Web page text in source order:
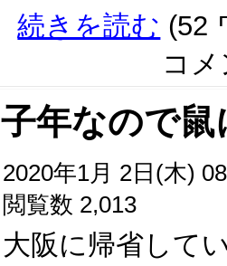
続きを読む (52
コ
子年なので鼠
2020年1月 2日(木)
閲覧数 2,013
大阪に帰省して